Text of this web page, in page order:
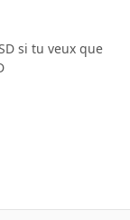
si tu veux que